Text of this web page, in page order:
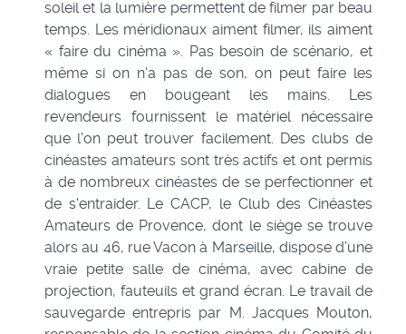
soleil et la lumière permettent de filmer par beau
temps. Les méridionaux aiment filmer, ils aiment
« faire du cinéma ». Pas besoin de scénario, et
même si on n'a pas de son, on peut faire les
dialogues en bougeant les mains. Les
revendeurs fournissent le matériel nécessaire
que l'on peut trouver facilement. Des clubs de
cinéastes amateurs sont très actifs et ont permis
à de nombreux cinéastes de se perfectionner et
de s'entraider. Le CACP, le Club des Cinéastes
Amateurs de Provence, dont le siège se trouve
alors au 46, rue Vacon à Marseille, dispose d’une
vraie petite salle de cinéma, avec cabine de
projection, fauteuils et grand écran. Le travail de
sauvegarde entrepris par M. Jacques Mouton,